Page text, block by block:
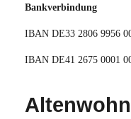
Bankverbindung
IBAN DE33 2806 9956
IBAN DE41 2675 0001